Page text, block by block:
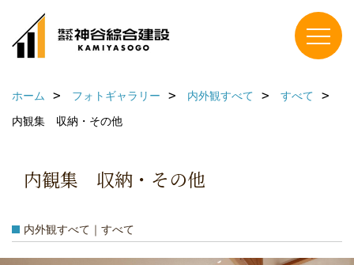
ホーム フォトギャラリー 内外観すべて
すべて
内観集 収納・その他
内観集 収納・その他
内外観すべて｜すべて